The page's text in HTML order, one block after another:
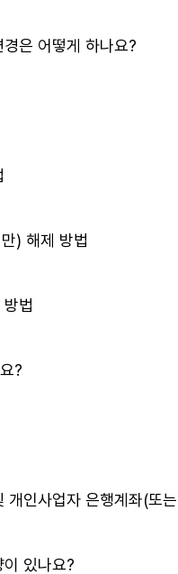
은 어떻게 하나요?
) 해제 방법
법
?
개인사업자 은행계좌(또
있나요?